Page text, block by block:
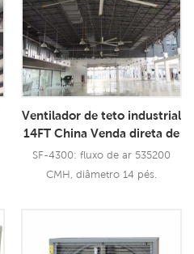
Ventilador de teto industrial
14FT China Venda direta de
fábrica Restaurante de
ventiladores HVLS
SF-4300: fluxo de ar 535200
CMH, diâmetro 14 pés.
Informação